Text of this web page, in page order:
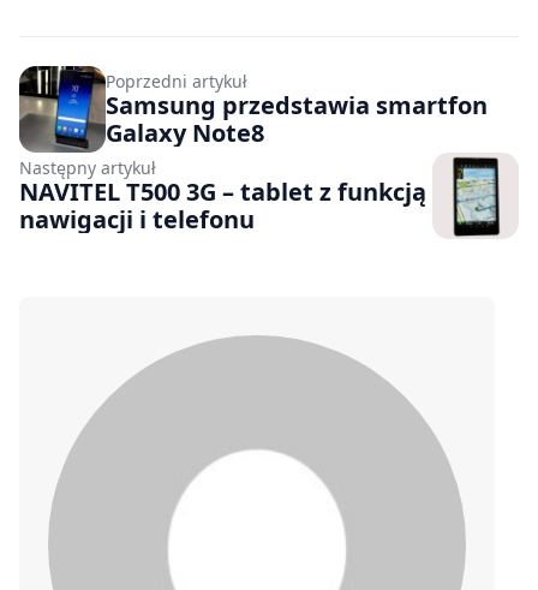
Poprzedni artykuł
Samsung przedstawia smartfon
Galaxy Note8
Następny artykuł
NAVITEL T500 3G – tablet z funkcją
nawigacji i telefonu